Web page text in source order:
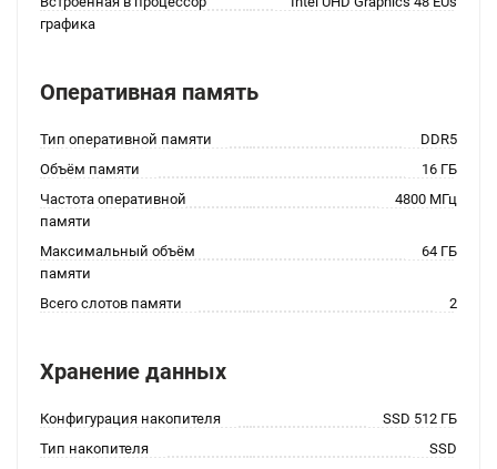
графика
Оперативная память
Тип оперативной памяти
DDR5
Объём памяти
16 ГБ
Частота оперативной
памяти
4800 МГц
Максимальный объём
памяти
64 ГБ
Всего слотов памяти 2
Хранение данных
Конфигурация накопителя
SSD 512 ГБ
Тип накопителя
SSD